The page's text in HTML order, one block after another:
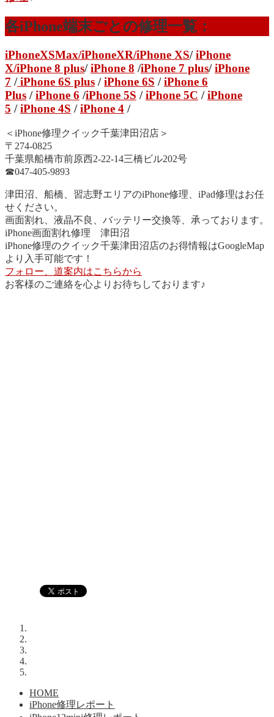
各iPhone端末ごとの修理一覧：
iPhoneXSMax/iPhoneXR/iPhone XS/iPhone
X/iPhone 8 plus/iPhone 8 /iPhone 7 plus/iPhone
7 /iPhone 6S plus /iPhone 6S /iPhone 6
Plus /iPhone 6 /iPhone 5S /iPhone 5C /iPhone
5 /iPhone 4S /iPhone 4 /
＜iPhone修理クイック千葉津田沼店＞
〒274-0825
千葉県船橋市前原西2-22-14三橋ビル202号
☎︎047-405-9893
津田沼、船橋、習志野エリアのiPhone修理、iPad修理はお任
せください。
画面割れ、液晶不良、バッテリー交換等、承っております。
iPhone画面割れ修理 津田沼
iPhone修理のクイック千葉津田沼店のお得情報はGoogleMap
より入手可能です！
フォロー、道案内はこちらから
お客様のご連絡を心よりお待ちしております♪
HOME
iPhone修理レポート